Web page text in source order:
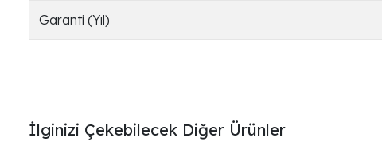
Garanti (Yıl)
İlginizi Çekebilecek Diğer Ürünler